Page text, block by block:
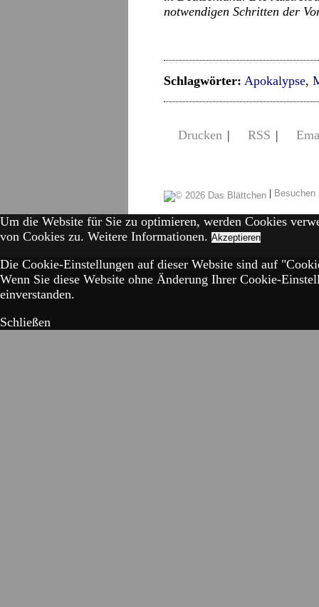
notwendigen Schritten der
Schlagwörter: Apokalypse,
Drucken | RSS |
|
Um die Website für Sie zu optimieren, werden Cookies
von Cookies zu. Weitere Informationen. Akzeptieren
Die Cookie-Einstellungen auf dieser Website sind auf
Wenn Sie diese Website ohne Änderung Ihrer Cookie-
einverstanden.
Schließen